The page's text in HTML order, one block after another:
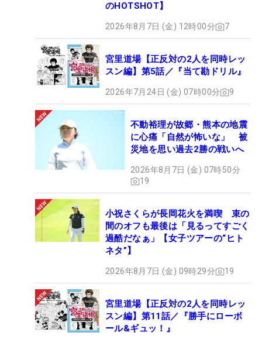
のHOTSHOT】
2026年8月7日 (金) 12時00分 7
宮里道場【正反対の2人を同時レッ
スン編】第5話／『当て勘ドリル』
2026年7月24日 (金) 07時00分 9
不動裕理が故郷・熊本の地震
に心痛「自然が怖いな」 被
災地を思い過去2勝の戦いへ
2026年8月7日 (金) 07時50分
19
小祝さくらが長岡花火を満喫 束の
間のオフも最後は「見るってすごく
過酷だなぁ」【女子ツアーの“ヒト
ネタ”】
2026年8月7日 (金) 09時29分 19
宮里道場【正反対の2人を同時レッ
スン編】第11話／『勝手にローボ
ール&ギュッ！』